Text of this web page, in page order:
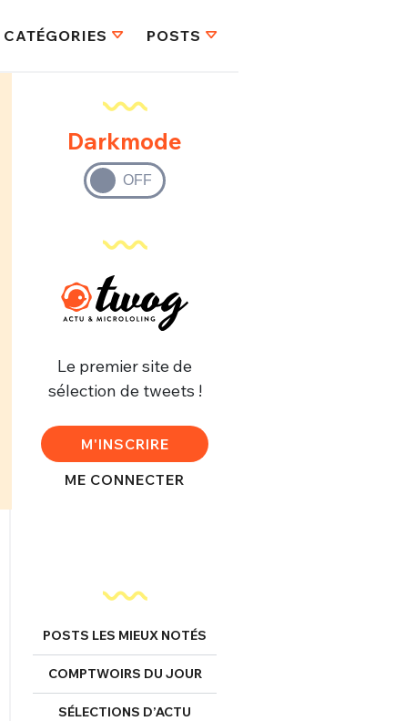
CATÉGORIES POSTS
Darkmode
Le premier site de
sélection de tweets !
M'INSCRIRE
ME CONNECTER
POSTS LES MIEUX NOTÉS
COMPTWOIRS DU JOUR
SÉLECTIONS D’ACTU